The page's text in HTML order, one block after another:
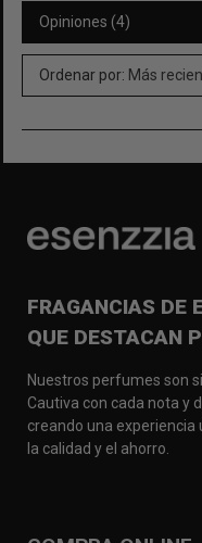
Opiniones (4)
Ordenar por: Más
FRAGANCIAS DE
QUE DESTACAN
Nuestros perfumes son
Cautiva con cada nota y
creando una experiencia
la calidad y el ahorro.